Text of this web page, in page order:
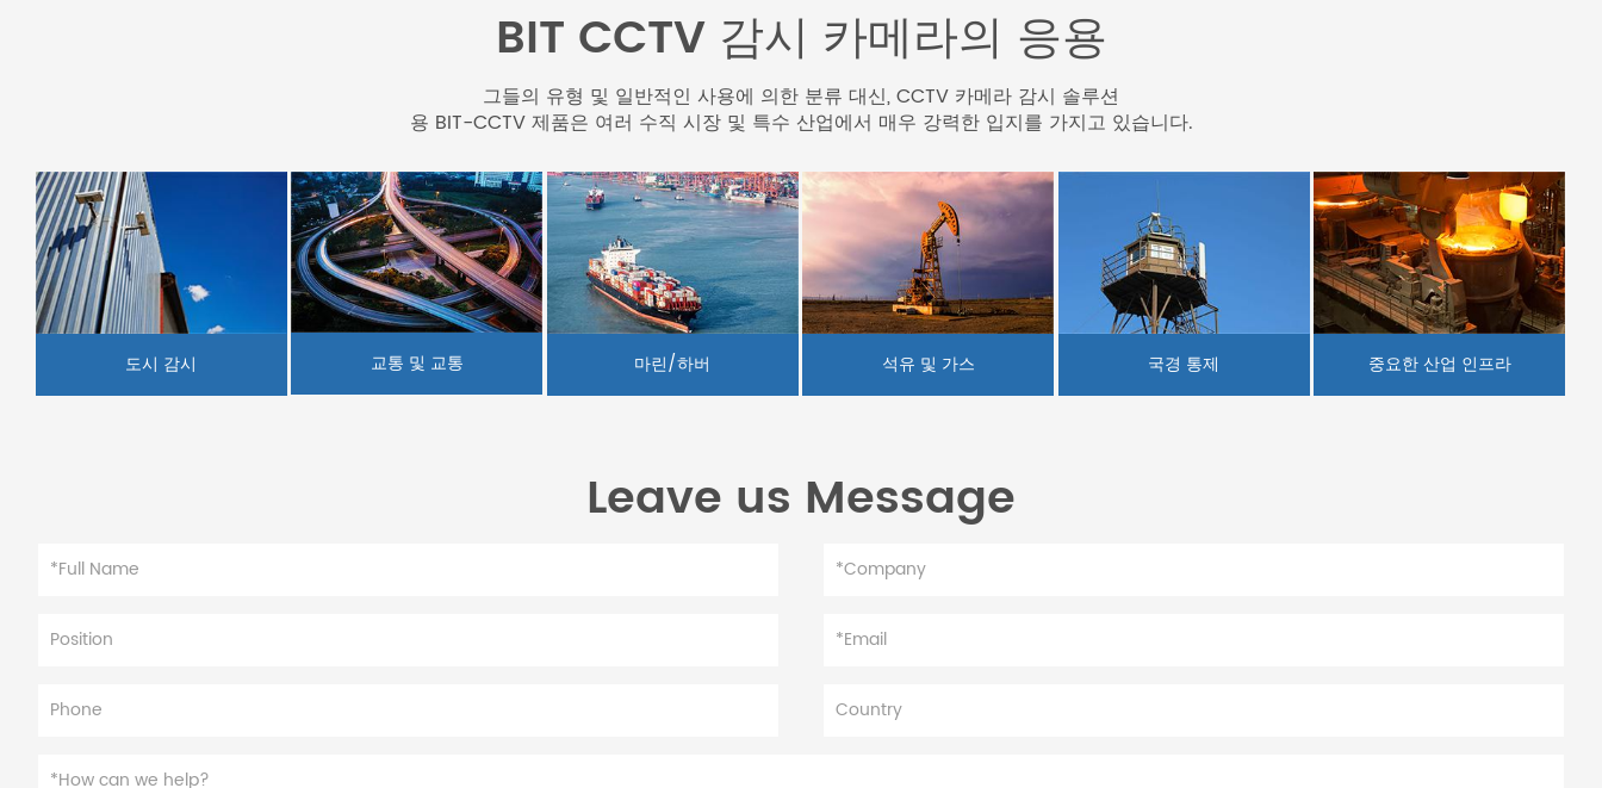
BIT CCTV 감시 카메라의 응용
그들의 유형 및 일반적인 사용에 의한 분류 대신, CCTV 카메라 감시 솔루션
용 BIT-CCTV 제품은 여러 수직 시장 및 특수 산업에서 매우 강력한 입지를 가지고 있습니다.
도시 감시 교통 및 교통 마린/하버 석유 및 가스 국경 통제 중요한 산업 인프라
Leave us Message